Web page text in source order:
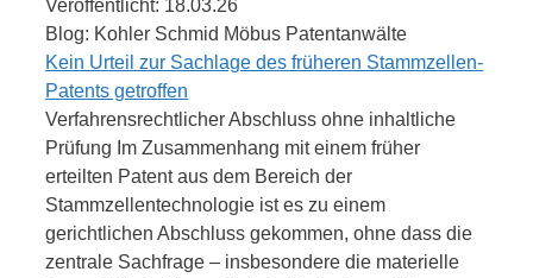
Veröffentlicht: 18.03.26
Blog: Kohler Schmid Möbus Patentanwälte
Kein Urteil zur Sachlage des früheren Stammzellen-
Patents getroffen
Verfahrensrechtlicher Abschluss ohne inhaltliche
Prüfung Im Zusammenhang mit einem früher
erteilten Patent aus dem Bereich der
Stammzellentechnologie ist es zu einem
gerichtlichen Abschluss gekommen, ohne dass die
zentrale Sachfrage – insbesondere die materielle